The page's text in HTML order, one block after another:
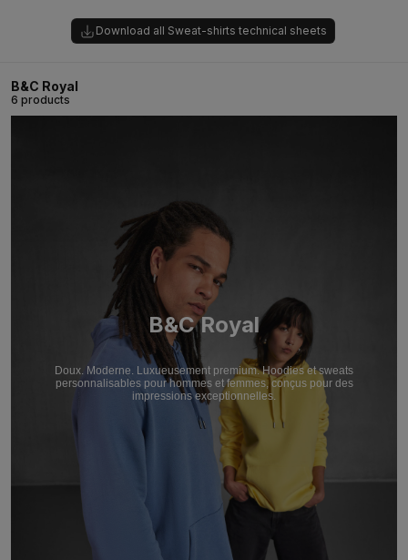
Download all Sweat-shirts technical sheets
B&C Royal
6 products
B&C Royal
Doux. Moderne. Luxueusement premium. Hoodies et sweats
personnalisables pour hommes et femmes, conçus pour des
impressions exceptionnelles.